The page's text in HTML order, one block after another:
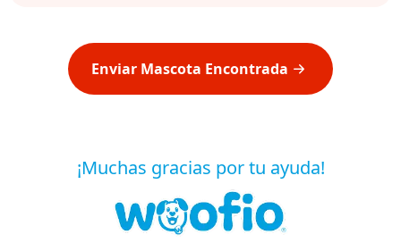
Enviar Mascota Encontrada
¡Muchas gracias por tu ayuda!